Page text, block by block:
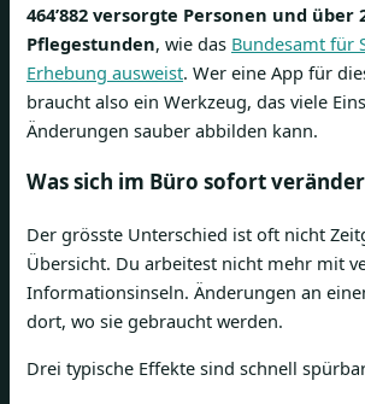
464’882 versorgte Personen und über
Pflegestunden, wie das Bundesamt für
Erhebung ausweist. Wer eine App für
braucht also ein Werkzeug, das viele
Änderungen sauber abbilden kann.
Was sich im Büro sofort
Der grösste Unterschied ist oft nicht
Übersicht. Du arbeitest nicht mehr mit
Informationsinseln. Änderungen an
dort, wo sie gebraucht werden.
Drei typische Effekte sind schnell